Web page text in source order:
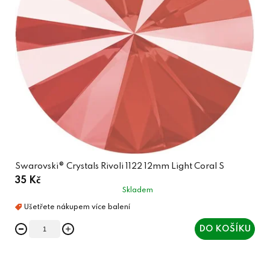
Swarovski® Crystals Rivoli 1122 12mm Light Coral S
35 Kč
Skladem
DO KOŠÍKU